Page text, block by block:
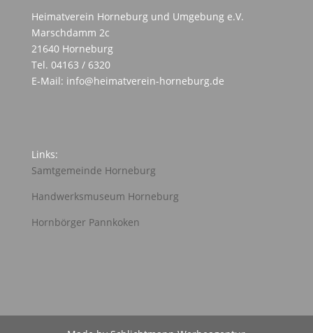
Heimatverein Horneburg und Umgebung e.V.
Marschdamm 2c
21640 Horneburg
Tel. 04163 / 6320
E-Mail: info@heimatverein-horneburg.de
Links:
Samtgemeinde Horneburg
Handwerksmuseum Horneburg
Hornbörger Pannkoken